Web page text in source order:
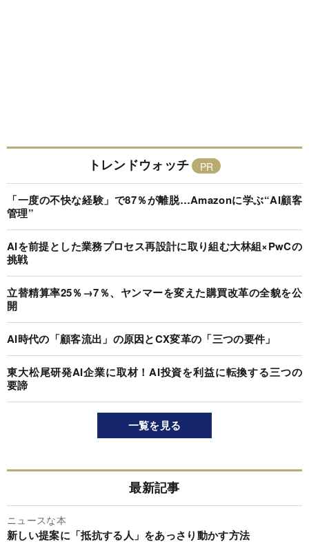
トレンドウォッチ
「一度の不快な経験」で87％が離脱…Amazonに学ぶ“AI顧客
管理”
AIを前提とした業務プロセス再設計に取り組む大林組×PwCの
挑戦
立替精算率25％→7％、ヤンマーを変えた購買改革の全貌を公
開
AI時代の「顧客流出」の原因とCX変革の「三つの要件」
東大松尾研発AI企業に取材！AI投資を利益に転換する三つの
要諦
一覧を見る
最新記事
ニュースな本
新しい提案に「抵抗する人」をあっさり動かす方法